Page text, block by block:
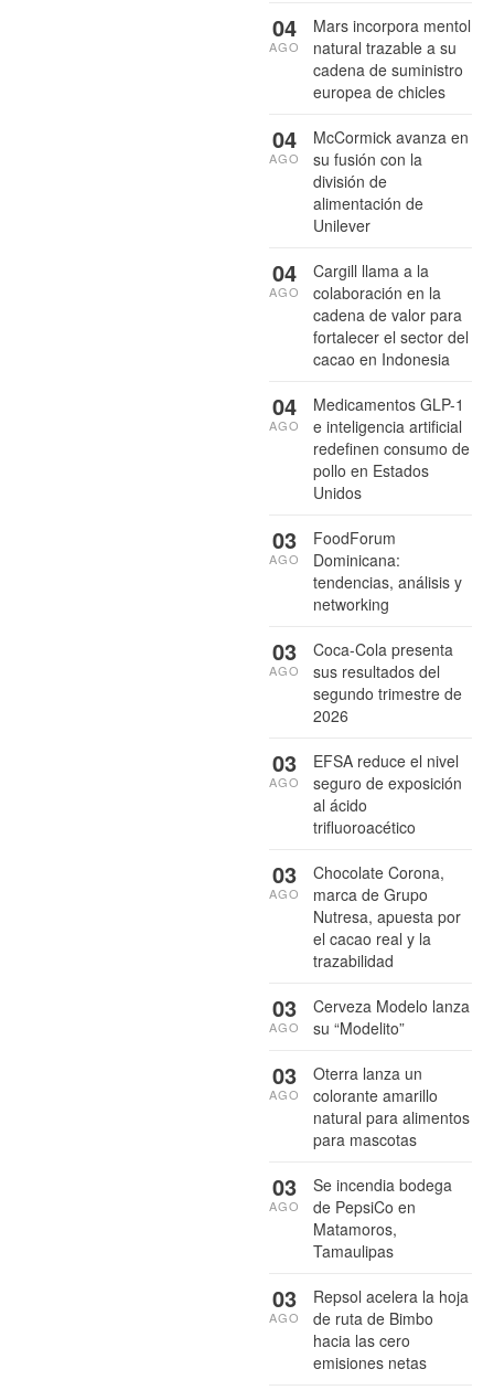
Mars incorpora mentol
natural trazable a su
cadena de suministro
europea de chicles
04
AGO
McCormick avanza en
su fusión con la
división de
alimentación de
Unilever
04
AGO
Cargill llama a la
colaboración en la
cadena de valor para
fortalecer el sector del
cacao en Indonesia
04
AGO
Medicamentos GLP-1
e inteligencia artificial
redefinen consumo de
pollo en Estados
Unidos
04
AGO
FoodForum
Dominicana:
tendencias, análisis y
networking
03
AGO
Coca-Cola presenta
sus resultados del
segundo trimestre de
2026
03
AGO
EFSA reduce el nivel
seguro de exposición
al ácido
trifluoroacético
03
AGO
Chocolate Corona,
marca de Grupo
Nutresa, apuesta por
el cacao real y la
trazabilidad
03
AGO
Cerveza Modelo lanza
su “Modelito”
03
AGO
Oterra lanza un
colorante amarillo
natural para alimentos
para mascotas
03
AGO
Se incendia bodega
de PepsiCo en
Matamoros,
Tamaulipas
03
AGO
Repsol acelera la hoja
de ruta de Bimbo
hacia las cero
emisiones netas
03
AGO